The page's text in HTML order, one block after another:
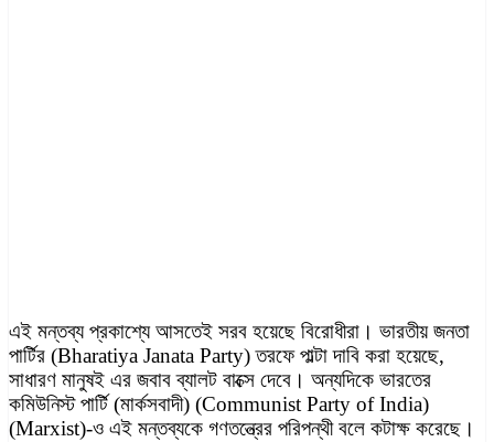
এই মন্তব্য প্রকাশ্যে আসতেই সরব হয়েছে বিরোধীরা। ভারতীয় জনতা
পার্টির (Bharatiya Janata Party) তরফে পাল্টা দাবি করা হয়েছে,
সাধারণ মানুষই এর জবাব ব্যালট বাক্সে দেবে। অন্যদিকে ভারতের
কমিউনিস্ট পার্টি (মার্কসবাদী) (Communist Party of India)
(Marxist)-ও এই মন্তব্যকে গণতন্ত্রের পরিপন্থী বলে কটাক্ষ করেছে।